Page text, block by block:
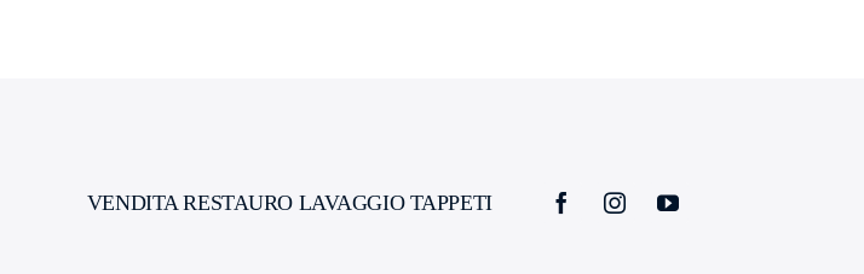
VENDITA RESTAURO LAVAGGIO TAPPETI